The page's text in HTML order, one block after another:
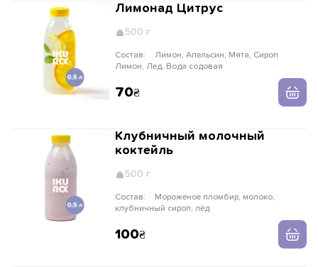
Лимонад Цитрус
500 г
Состав:
Лимон, Лед, Вода содовая
70
Клубничный молочный
коктейль
500 г
Состав:
клубничный сироп, лёд
100